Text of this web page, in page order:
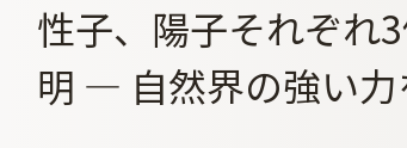
性子、陽子それぞれ
明 ― 自然界の強い